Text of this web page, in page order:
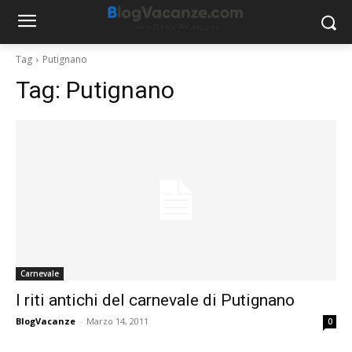
Tag Putignano
Tag: Putignano
Carnevale
I riti antichi del carnevale di Putignano
BlogVacanze - Marzo 14, 2011 0